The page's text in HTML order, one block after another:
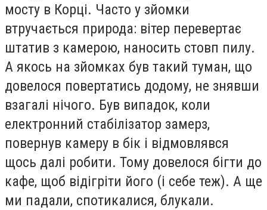
мосту в Корці. Часто у зйомки
втручається природа: вітер перевертає
штатив з камерою, наносить стовп пилу.
А якось на зйомках був такий туман, що
довелося повертатись додому, не знявши
взагалі нічого. Був випадок, коли
електронний стабілізатор замерз,
повернув камеру в бік і відмовлявся
щось далі робити. Тому довелося бігти до
кафе, щоб відігріти його (і себе теж). А ще
ми падали, спотикалися, блукали.